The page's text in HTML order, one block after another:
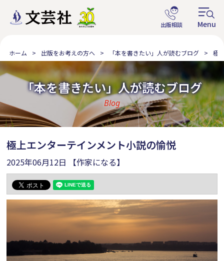
ホーム 出版をお考えの方へ 「本を書きたい」人が読むブログ 極
「本を書きたい」人が読むブログ
Blog
極上エンターテインメント小説の愉悦
2025年06月12日 【作家になる】